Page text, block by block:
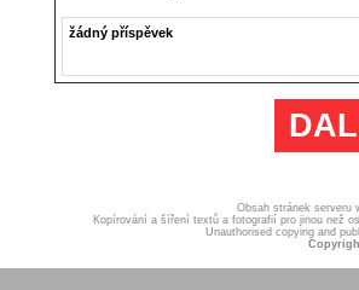
žádný příspěvek
Obsah stránek serveru
Kopírování a šíření textů a fotografií pro jinou než
Unauthorised copying and